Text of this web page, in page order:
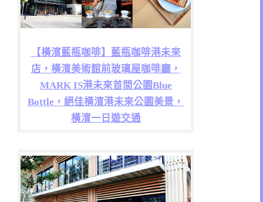
【橫濱藍瓶咖啡】藍瓶咖啡港未來
店，橫濱美術館前玻璃屋咖啡廳，
MARK IS港未來首間公園Blue
Bottle，絕佳橫濱港未來公園美景，
橫濱一日遊交通